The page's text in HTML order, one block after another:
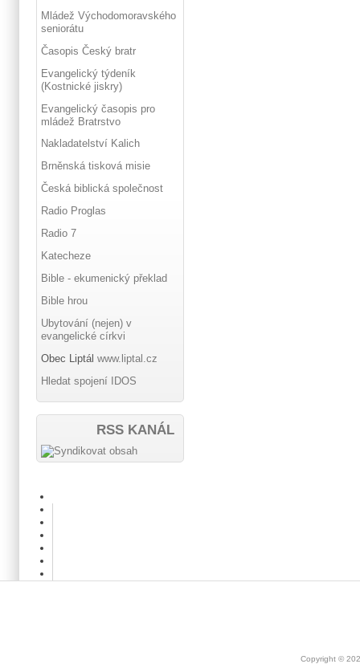
Mládež Východomoravského
seniorátu
Časopis Český bratr
Evangelický týdeník
(Kostnické jiskry)
Evangelický časopis pro
mládež Bratrstvo
Nakladatelství Kalich
Brněnská tisková misie
Česká biblická společnost
Radio Proglas
Radio 7
Katecheze
Bible - ekumenický překlad
Bible hrou
Ubytování (nejen) v
evangelické církvi
Obec Liptál www.liptal.cz
Hledat spojení IDOS
RSS KANÁL
Copyright ©